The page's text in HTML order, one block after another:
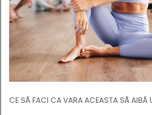
CE SĂ FACI CA VARA ACEASTA SĂ AIBĂ